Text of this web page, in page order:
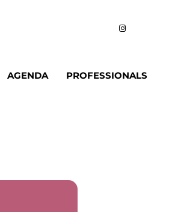
AGENDA PROFESSIONALS